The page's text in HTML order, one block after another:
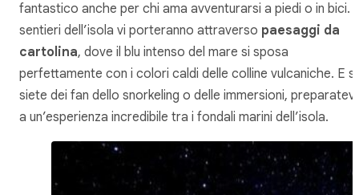
fantastico anche per chi ama avventurarsi a piedi o in bici. I
sentieri dell’isola vi porteranno attraverso paesaggi da
cartolina, dove il blu intenso del mare si sposa
perfettamente con i colori caldi delle colline vulcaniche. E
siete dei fan dello snorkeling o delle immersioni, preparatevi
a un’esperienza incredibile tra i fondali marini dell’isola.